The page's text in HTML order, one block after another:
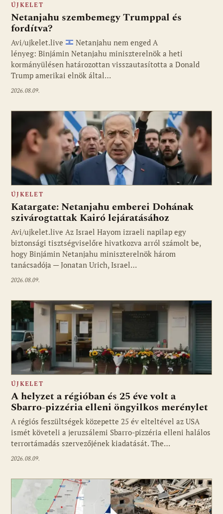
ÚJKELET
Netanjahu szembemegy Trumppal és
fordítva?
Avi/ujkelet.live
Netanjahu nem enged A
lényeg: Binjámin Netanjahu miniszterelnök a heti
kormányülésen határozottan visszautasította a Donald
Trump amerikai elnök által…
2026.08.09.
ÚJKELET
Katargate: Netanjahu emberei Dohának
szivárogtattak Kairó lejáratásához
Avi/ujkelet.live Az Israel Hayom izraeli napilap egy
biztonsági tisztségviselőre hivatkozva arról számolt be,
hogy Binjámin Netanjahu miniszterelnök három
tanácsadója — Jonatan Urich, Israel…
2026.08.09.
ÚJKELET
A helyzet a régióban és 25 éve volt a
Sbarro-pizzéria elleni öngyilkos merénylet
A régiós feszültségek közepette 25 év elteltével az USA
ismét követeli a jeruzsálemi Sbarro-pizzéria elleni halálos
terrortámadás szervezőjének kiadatását. The…
2026.08.09.